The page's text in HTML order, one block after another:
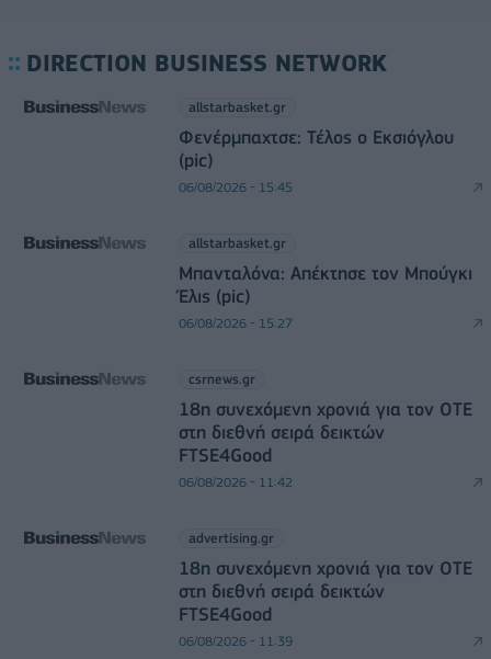
DIRECTION BUSINESS NETWORK
allstarbasket.gr
Φενέρμπαχτσε: Τέλος ο Εκσιόγλου
(pic)
06/08/2026 - 15:45
allstarbasket.gr
Μπανταλόνα: Απέκτησε τον Μπούγκι
Έλις (pic)
06/08/2026 - 15:27
csrnews.gr
18η συνεχόμενη χρονιά για τον ΟΤΕ
στη διεθνή σειρά δεικτών
FTSE4Good
06/08/2026 - 11:42
advertising.gr
18η συνεχόμενη χρονιά για τον ΟΤΕ
στη διεθνή σειρά δεικτών
FTSE4Good
06/08/2026 - 11:39